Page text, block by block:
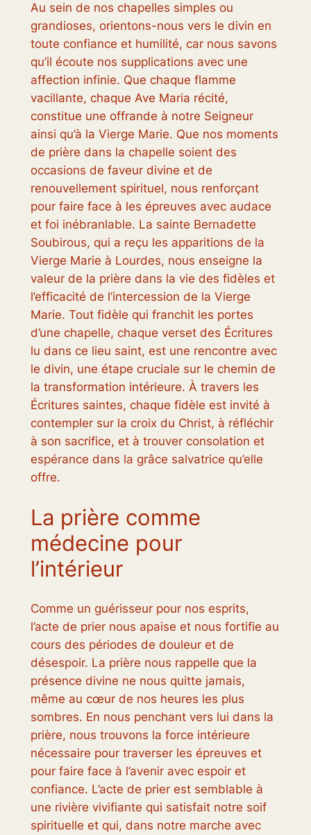
Au sein de nos chapelles simples ou
grandioses, orientons-nous vers le divin en
toute confiance et humilité, car nous savons
qu’il écoute nos supplications avec une
affection infinie. Que chaque flamme
vacillante, chaque Ave Maria récité,
constitue une offrande à notre Seigneur
ainsi qu’à la Vierge Marie. Que nos moments
de prière dans la chapelle soient des
occasions de faveur divine et de
renouvellement spirituel, nous renforçant
pour faire face à les épreuves avec audace
et foi inébranlable. La sainte Bernadette
Soubirous, qui a reçu les apparitions de la
Vierge Marie à Lourdes, nous enseigne la
valeur de la prière dans la vie des fidèles et
l’efficacité de l’intercession de la Vierge
Marie. Tout fidèle qui franchit les portes
d’une chapelle, chaque verset des Écritures
lu dans ce lieu saint, est une rencontre avec
le divin, une étape cruciale sur le chemin de
la transformation intérieure. À travers les
Écritures saintes, chaque fidèle est invité à
contempler sur la croix du Christ, à réfléchir
à son sacrifice, et à trouver consolation et
espérance dans la grâce salvatrice qu’elle
offre.
La prière comme
médecine pour
l’intérieur
Comme un guérisseur pour nos esprits,
l’acte de prier nous apaise et nous fortifie au
cours des périodes de douleur et de
désespoir. La prière nous rappelle que la
présence divine ne nous quitte jamais,
même au cœur de nos heures les plus
sombres. En nous penchant vers lui dans la
prière, nous trouvons la force intérieure
nécessaire pour traverser les épreuves et
pour faire face à l’avenir avec espoir et
confiance. L’acte de prier est semblable à
une rivière vivifiante qui satisfait notre soif
spirituelle et qui, dans notre marche avec